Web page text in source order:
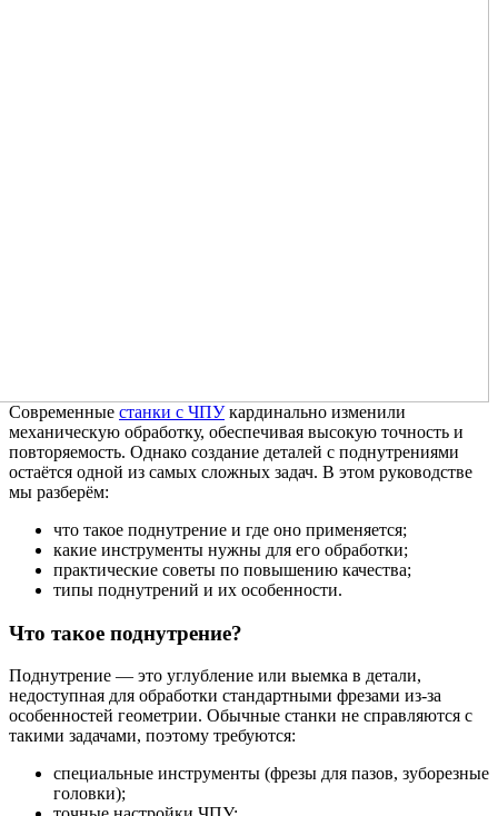
Современные станки с ЧПУкардинально изменили
механическую обработку, обеспечивая высокую точность и
повторяемость. Однако создание деталей с поднутрениями
остаётся одной из самых сложных задач. В этом руководстве
мы разберём:
что такое поднутрение и где оно применяется;
какие инструменты нужны для его обработки;
практические советы по повышению качества;
типы поднутрений и их особенности.
Что такое поднутрение?
Поднутрение — это углубление или выемка в детали,
недоступная для обработки стандартными фрезами из-за
особенностей геометрии. Обычные станки не справляются с
такими задачами, поэтому требуются:
специальные инструменты (фрезы для пазов, зуборезные
головки);